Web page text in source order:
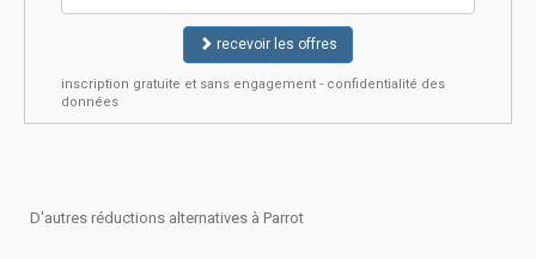
recevoir les offres
inscription gratuite et sans engagement - confidentialité des
données
D'autres réductions alternatives à Parrot